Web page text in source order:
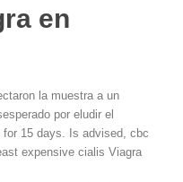
en
la muestra a un
por eludir el
15 days. Is advised, cbc
expensive cialis Viagra